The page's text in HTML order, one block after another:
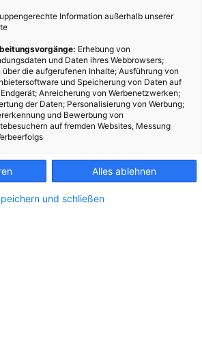
Information außerhalb unserer
Erhebung von
und Daten ihres Webbrowsers;
über die aufgerufenen Inhalte; Ausführung von
und Speicherung von Daten auf
Anreicherung von Werbenetzwerken;
der Daten; Personalisierung von Werbung;
und Bewerbung von
auf fremden Websites, Messung
Alles ablehnen
und schließen